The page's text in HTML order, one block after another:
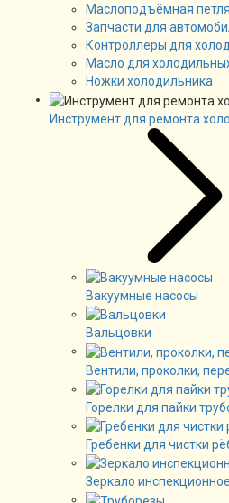
Маслоподъёмная петля
Запчасти для
Контроллеры для
Масло для
Ножки холодильника
Инструмент для ремонта
Вакуумные насосы
Вальцовки
Вентили, проколки,
Горелки для пайки
Гребенки для чистки
Зеркало инспекционное